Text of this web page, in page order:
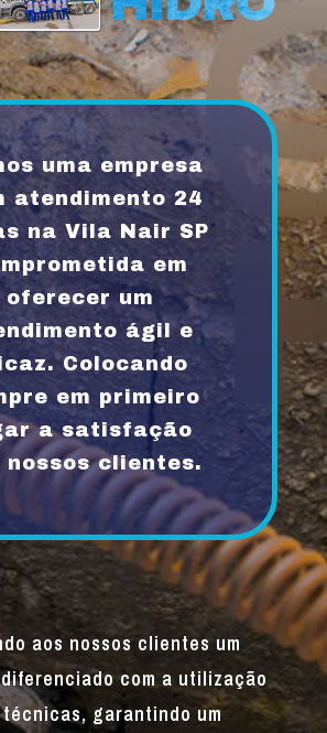
uma empresa
atendimento 24
na Vila Nair SP
em
oferecer um
ágil e
Colocando
em primeiro
a satisfação
nossos clientes.
aos nossos clientes um
com a utilização
técnicas, garantindo um